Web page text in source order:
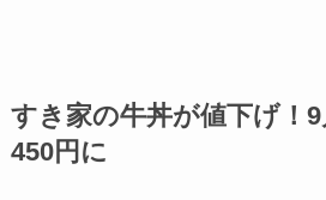
すき家の牛丼が値下げ！
450円に